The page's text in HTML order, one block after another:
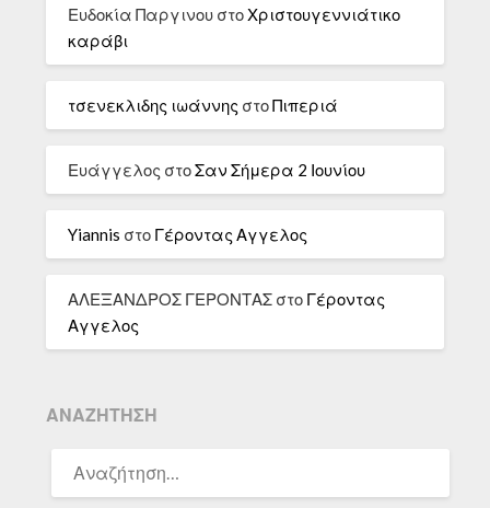
Ευδοκία Παργινου στοΧριστουγεννιάτικο
καράβι
τσενεκλιδης ιωάννης στοΠιπεριά
Ευάγγελος στοΣαν Σήμερα 2 Ιουνίου
Yiannis στο Γέροντας Αγγελος
ΑΛΕΞΑΝΔΡΟΣ ΓΕΡΟΝΤΑΣ στο Γέροντας
Αγγελος
ΑΝΑΖΉΤΗΣΗ
ΓΙΑ: